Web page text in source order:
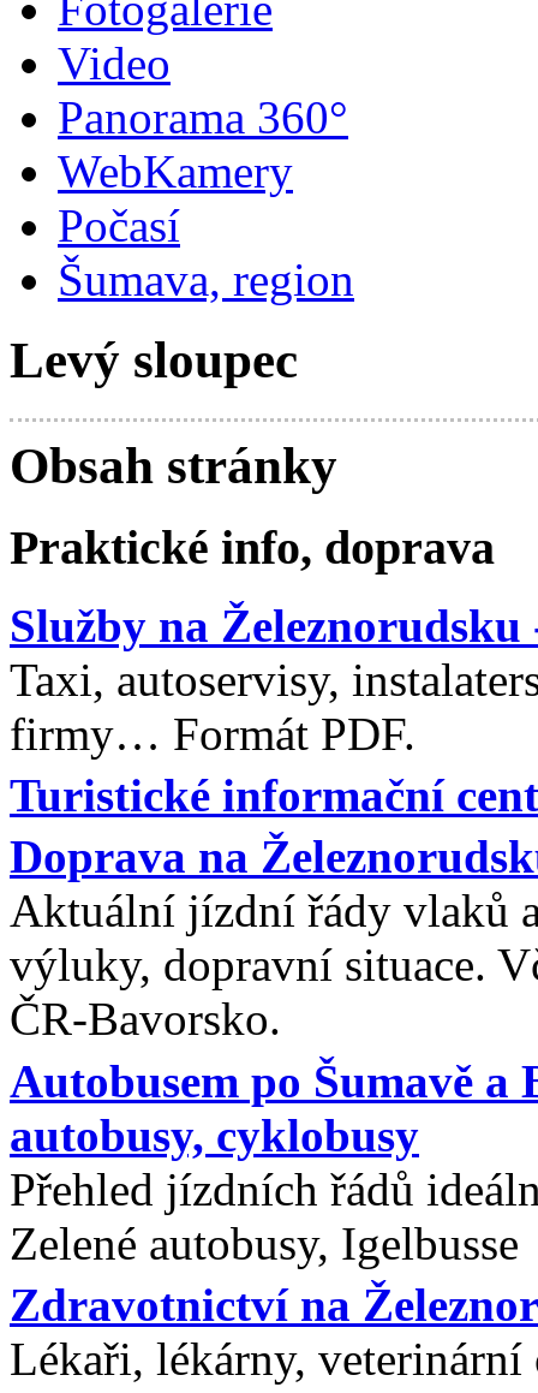
Video
Panorama 360°
WebKamery
Počasí
Šumava, region
Levý sloupec
Obsah stránky
Praktické info, doprava
Služby na Železnorudsku
Taxi, autoservisy,
firmy… Formát PDF.
Turistické informační
Doprava na
Aktuální jízdní řády vlaků
výluky, dopravní situace.
ČR-Bavorsko.
Autobusem po Šumavě a
autobusy, cyklobusy
Přehled jízdních řádů
Zelené autobusy, Igelbusse
Zdravotnictví na
Lékaři, lékárny,